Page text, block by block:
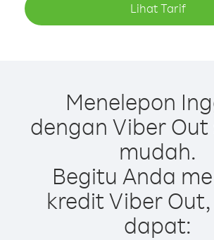
Lihat Tarif
Menelepon
dengan Viber
mudah.
Begitu Anda
kredit Viber
dapat: